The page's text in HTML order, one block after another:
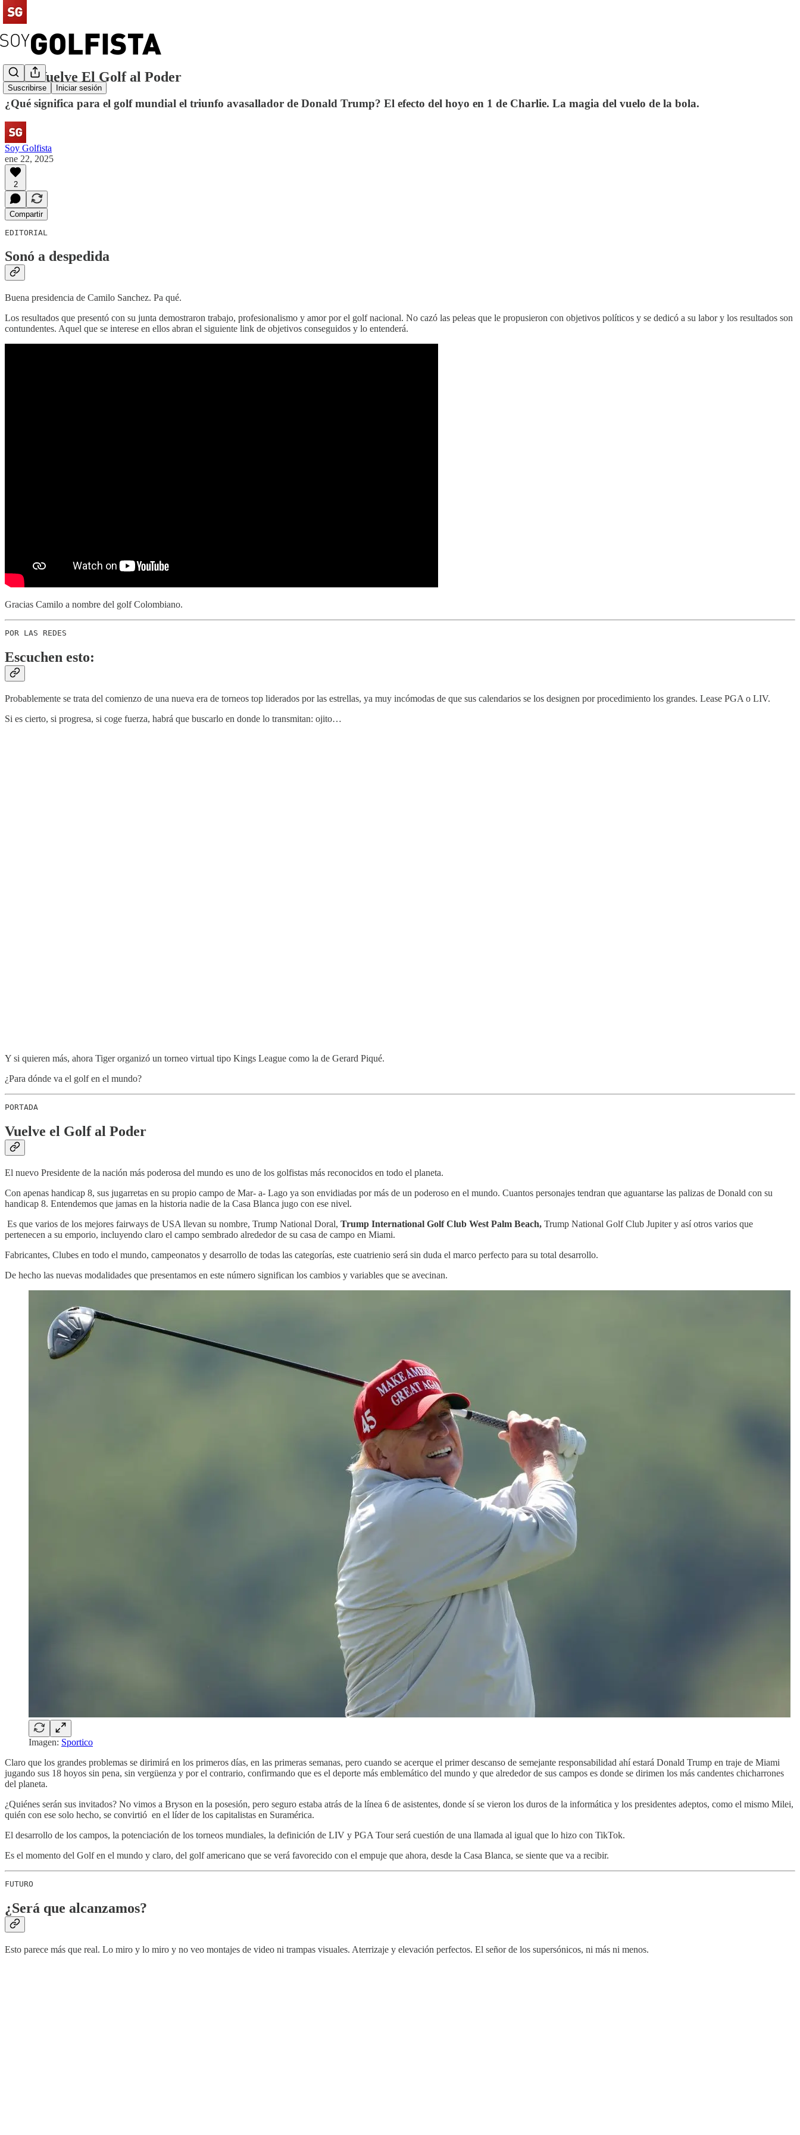
Suscribirse Iniciar sesión
#156 Vuelve El Golf al Poder
¿Qué significa para el golf mundial el triunfo avasallador de Donald Trump? El efecto del hoyo en 1 de Charlie. La magia del vuelo de la bola.
Soy Golfista
ene 22, 2025
2
Compartir
EDITORIAL
Sonó a despedida
Buena presidencia de Camilo Sanchez. Pa qué.
Los resultados que presentó con su junta demostraron trabajo, profesionalismo y amor por el golf nacional. No cazó las peleas que le propusieron con objetivos políticos y se dedicó a su labor y los resultados son
contundentes. Aquel que se interese en ellos abran el siguiente link de objetivos conseguidos y lo entenderá.
Gracias Camilo a nombre del golf Colombiano.
POR LAS REDES
Escuchen esto:
Probablemente se trata del comienzo de una nueva era de torneos top liderados por las estrellas, ya muy incómodas de que sus calendarios se los designen por procedimiento los grandes. Lease PGA o LIV.
Si es cierto, si progresa, si coge fuerza, habrá que buscarlo en donde lo transmitan: ojito…
Y si quieren más, ahora Tiger organizó un torneo virtual tipo Kings League como la de Gerard Piqué.
¿Para dónde va el golf en el mundo?
PORTADA
Vuelve el Golf al Poder
El nuevo Presidente de la nación más poderosa del mundo es uno de los golfistas más reconocidos en todo el planeta.
Con apenas handicap 8, sus jugarretas en su propio campo de Mar- a- Lago ya son envidiadas por más de un poderoso en el mundo. Cuantos personajes tendran que aguantarse las palizas de Donald con su
handicap 8. Entendemos que jamas en la historia nadie de la Casa Blanca jugo con ese nivel.
Es que varios de los mejores fairways de USA llevan su nombre, Trump National Doral, Trump International Golf Club West Palm Beach, Trump National Golf Club Jupiter y así otros varios que
pertenecen a su emporio, incluyendo claro el campo sembrado alrededor de su casa de campo en Miami.
Fabricantes, Clubes en todo el mundo, campeonatos y desarrollo de todas las categorías, este cuatrienio será sin duda el marco perfecto para su total desarrollo.
De hecho las nuevas modalidades que presentamos en este número significan los cambios y variables que se avecinan.
Imagen: Sportico
Claro que los grandes problemas se dirimirá en los primeros días, en las primeras semanas, pero cuando se acerque el primer descanso de semejante responsabilidad ahí estará Donald Trump en traje de Miami
jugando sus 18 hoyos sin pena, sin vergüenza y por el contrario, confirmando que es el deporte más emblemático del mundo y que alrededor de sus campos es donde se dirimen los más candentes chicharrones
del planeta.
¿Quiénes serán sus invitados? No vimos a Bryson en la posesión, pero seguro estaba atrás de la línea 6 de asistentes, donde sí se vieron los duros de la informática y los presidentes adeptos, como el mismo Milei,
quién con ese solo hecho, se convirtió en el líder de los capitalistas en Suramérica.
El desarrollo de los campos, la potenciación de los torneos mundiales, la definición de LIV y PGA Tour será cuestión de una llamada al igual que lo hizo con TikTok.
Es el momento del Golf en el mundo y claro, del golf americano que se verá favorecido con el empuje que ahora, desde la Casa Blanca, se siente que va a recibir.
FUTURO
¿Será que alcanzamos?
Esto parece más que real. Lo miro y lo miro y no veo montajes de video ni trampas visuales. Aterrizaje y elevación perfectos. El señor de los supersónicos, ni más ni menos.